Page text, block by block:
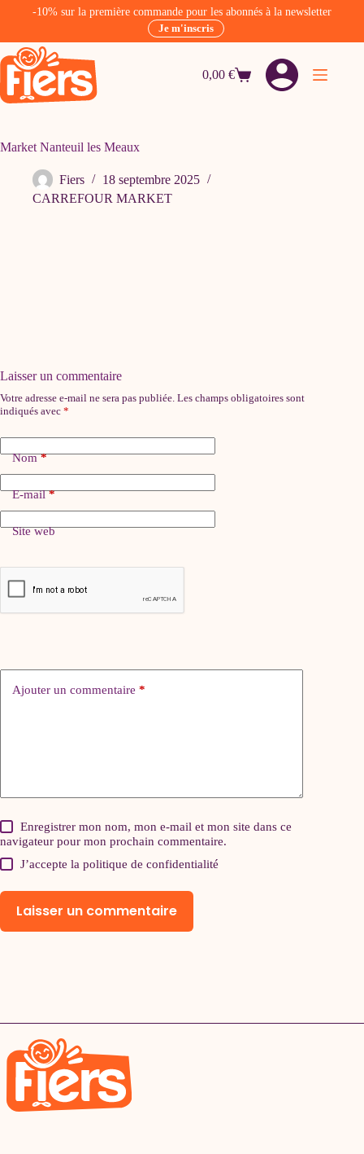
-10% sur la première commande pour les abonnés à la newsletter
Je m'inscris
Passer
au
contenu
Panier
0,00€
Market Nanteuil les Meaux
Fiers
18 septembre 2025
CARREFOUR MARKET
Laisser un commentaire
Votre adresse e-mail ne sera pas publiée. Les champs obligatoires sont
indiqués avec *
Nom*
E-mail*
Site web
Ajouter un commentaire *
Enregistrer mon nom, mon e-mail et mon site dans ce
navigateur pour mon prochain commentaire.
J’accepte lapolitique de confidentialité
Laisser un commentaire